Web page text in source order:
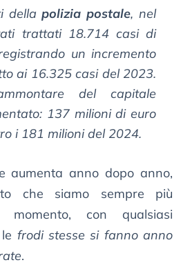
dellapolizia postale, nel
trattati 18.714 casi di
un incremento
ai 16.325 casi del 2023.
del capitale
137 milioni di euro
i 181 milioni del 2024.
aumenta anno dopo anno,
che siamo sempre più
con qualsiasi
frodi stesse si fanno anno
.